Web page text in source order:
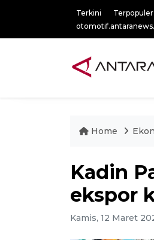
Terkini Terpopuler
Home
Kadin
ekspor
Kamis, 12 Maret